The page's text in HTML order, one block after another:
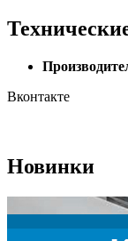
Вконтакте
Новинки